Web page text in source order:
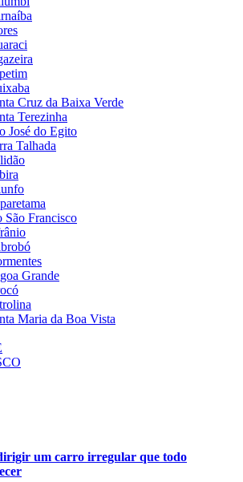
Cruz da Baixa Verde
Terezinha
José do Egito
Talhada
São Francisco
Grande
Maria da Boa Vista
um carro irregular que todo